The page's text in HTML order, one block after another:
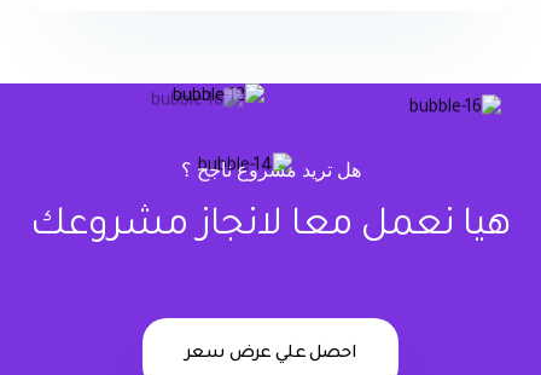
هل تريد مشروع ناجح ؟
هيا نعمل معا لانجاز مشروعك
احصل علي عرض سعر